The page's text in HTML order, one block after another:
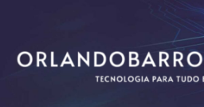
content